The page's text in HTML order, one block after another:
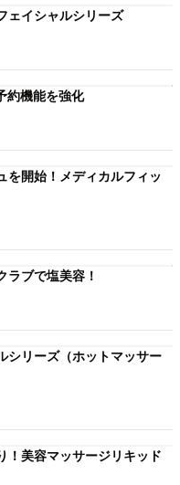
ェイシャルシリーズ
約機能を強化
を開始！メディカルフィッ
ラブで塩美容！
シリーズ（ホットマッサー
！美容マッサージリキッド